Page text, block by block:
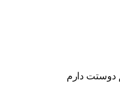
دوستت دارم‌